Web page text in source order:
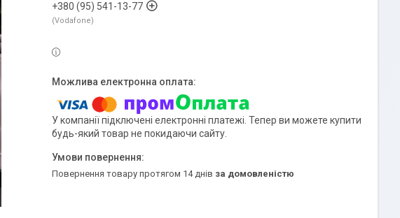
+380 (95) 541-13-77
Vodafone
У компанії підключені електронні платежі. Тепер ви можете купити
будь-який товар не покидаючи сайту.
повернення товару протягом 14 днів за домовленістю